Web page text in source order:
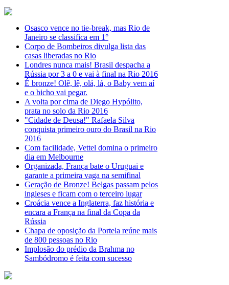
Osasco vence no tie-break, mas Rio de
Janeiro se classifica em 1°
Corpo de Bombeiros divulga lista das
casas liberadas no Rio
Londres nunca mais! Brasil despacha a
Rússia por 3 a 0 e vai à final na Rio 2016
É bronze! Olê, lê, olá, lá, o Baby vem aí
e o bicho vai pegar.
A volta por cima de Diego Hypólito,
prata no solo da Rio 2016
"Cidade de Deusa!" Rafaela Silva
conquista primeiro ouro do Brasil na Rio
2016
Com facilidade, Vettel domina o primeiro
dia em Melbourne
Organizada, França bate o Uruguai e
garante a primeira vaga na semifinal
Geração de Bronze! Belgas passam pelos
ingleses e ficam com o terceiro lugar
Croácia vence a Inglaterra, faz história e
encara a França na final da Copa da
Rússia
Chapa de oposição da Portela reúne mais
de 800 pessoas no Rio
Implosão do prédio da Brahma no
Sambódromo é feita com sucesso